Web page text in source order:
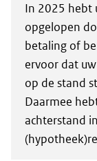
In 2025 hebt
opgelopen
betaling of
ervoor dat
op de stand
Daarmee
achterstand